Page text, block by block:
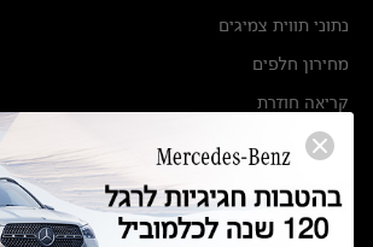
נתוני תווית צמיגים
מחירון חלפים
קריאה חוזרת
הודעה על הטבות לרכבי מרצדס בהסדר פשרה בתצ 56447-02-19
תקנון ימי מכירות 120 לכלמוביל